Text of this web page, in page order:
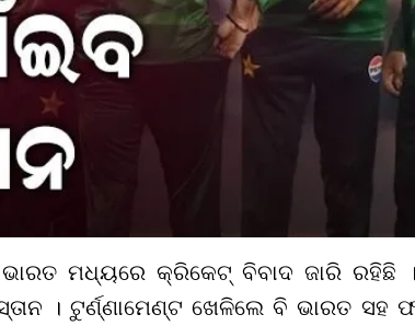
ଭାରତ ମଧ୍ୟରେ କ୍ରିକେଟ୍ ବିବାଦ ଜାରି ରହିଛି
। ଟୁର୍ଣ୍ଣାମେଣ୍ଟ ଖେଳିଲେ ବି ଭାରତ ସହ